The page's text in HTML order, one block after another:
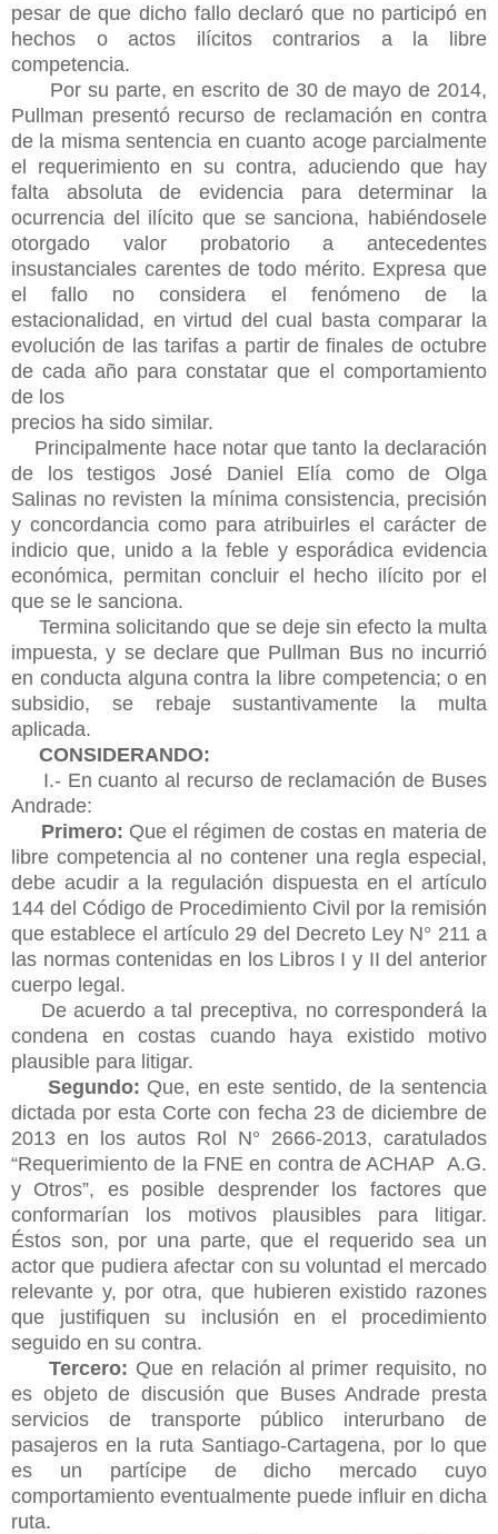
pesar de que dicho fallo declaró que no participó en
hechos o actos ilícitos contrarios a la libre
competencia.
Por su parte, en escrito de 30 de mayo de 2014,
Pullman presentó recurso de reclamación en contra
de la misma sentencia en cuanto acoge parcialmente
el requerimiento en su contra, aduciendo que hay
falta absoluta de evidencia para determinar la
ocurrencia del ilícito que se sanciona, habiéndosele
otorgado valor probatorio a antecedentes
insustanciales carentes de todo mérito. Expresa que
el fallo no considera el fenómeno de la
estacionalidad, en virtud del cual basta comparar la
evolución de las tarifas a partir de finales de octubre
de cada año para constatar que el comportamiento
de los
precios ha sido similar.
Principalmente hace notar que tanto la declaración
de los testigos José Daniel Elía como de Olga
Salinas no revisten la mínima consistencia, precisión
y concordancia como para atribuirles el carácter de
indicio que, unido a la feble y esporádica evidencia
económica, permitan concluir el hecho ilícito por el
que se le sanciona.
Termina solicitando que se deje sin efecto la multa
impuesta, y se declare que Pullman Bus no incurrió
en conducta alguna contra la libre competencia; o en
subsidio, se rebaje sustantivamente la multa
aplicada.
CONSIDERANDO:
I.- En cuanto al recurso de reclamación de Buses
Andrade:
Primero: Que el régimen de costas en materia de
libre competencia al no contener una regla especial,
debe acudir a la regulación dispuesta en el artículo
144 del Código de Procedimiento Civil por la remisión
que establece el artículo 29 del Decreto Ley N° 211 a
las normas contenidas en los Libros I y II del anterior
cuerpo legal.
De acuerdo a tal preceptiva, no corresponderá la
condena en costas cuando haya existido motivo
plausible para litigar.
Segundo: Que, en este sentido, de la sentencia
dictada por esta Corte con fecha 23 de diciembre de
2013 en los autos Rol N° 2666-2013, caratulados
“Requerimiento de la FNE en contra de ACHAP A.G.
y Otros”, es posible desprender los factores que
conformarían los motivos plausibles para litigar.
Éstos son, por una parte, que el requerido sea un
actor que pudiera afectar con su voluntad el mercado
relevante y, por otra, que hubieren existido razones
que justifiquen su inclusión en el procedimiento
seguido en su contra.
Tercero: Que en relación al primer requisito, no
es objeto de discusión que Buses Andrade presta
servicios de transporte público interurbano de
pasajeros en la ruta Santiago-Cartagena, por lo que
es un partícipe de dicho mercado cuyo
comportamiento eventualmente puede influir en dicha
ruta.